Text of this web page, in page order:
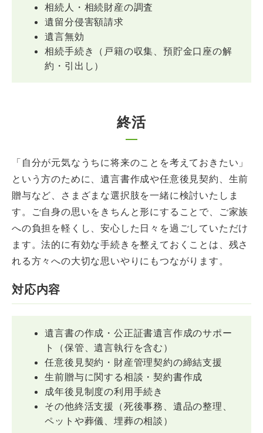
相続人・相続財産の調査
遺留分侵害額請求
遺言無効
相続手続き（戸籍の収集、預貯金口座の解
約・引出し）
終活
「自分が元気なうちに将来のことを考えておきたい」
という方のために、遺言書作成や任意後見契約、生前
贈与など、さまざまな選択肢を一緒に検討いたしま
す。ご自身の思いをきちんと形にすることで、ご家族
への負担を軽くし、安心した日々を過ごしていただけ
ます。法的に有効な手続きを整えておくことは、残さ
れる方々への大切な思いやりにもつながります。
対応内容
遺言書の作成・公正証書遺言作成のサポー
ト（保管、遺言執行を含む）
任意後見契約・財産管理契約の締結支援
生前贈与に関する相談・契約書作成
成年後見制度の利用手続き
その他終活支援（死後事務、遺品の整理、
ペットや葬儀、埋葬の相談）